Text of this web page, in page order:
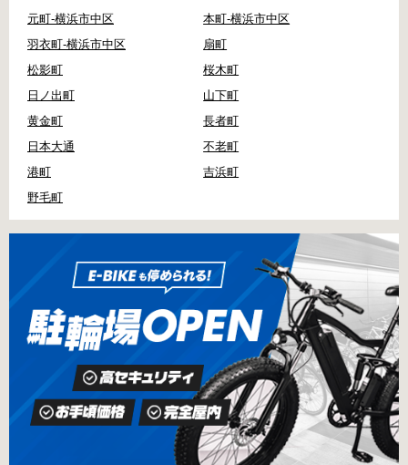
元町-横浜市中区
本町-横浜市中区
羽衣町-横浜市中区
扇町
松影町
桜木町
日ノ出町
山下町
黄金町
長者町
日本大通
不老町
港町
吉浜町
野毛町